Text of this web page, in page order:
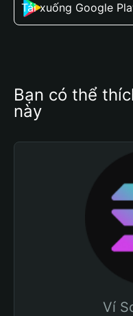
Tải xuống Google
Bạn có thể
này
Ví